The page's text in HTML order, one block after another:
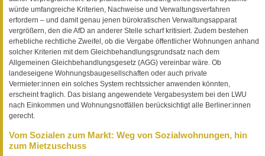
würde umfangreiche Kriterien, Nachweise und Verwaltungsverfahren
erfordern – und damit genau jenen bürokratischen Verwaltungsapparat
vergrößern, den die AfD an anderer Stelle scharf kritisiert. Zudem bestehen
erhebliche rechtliche Zweifel, ob die Vergabe öffentlicher Wohnungen anhand
solcher Kriterien mit dem Gleichbehandlungsgrundsatz nach dem
Allgemeinen Gleichbehandlungsgesetz (AGG) vereinbar wäre. Ob
landeseigene Wohnungsbaugesellschaften oder auch private
Vermieter:innen ein solches System rechtssicher anwenden könnten,
erscheint fraglich. Das bislang angewendete Vergabesystem bei den LWU
nach Einkommen und Wohnungsnotfällen berücksichtigt alle Berliner:innen
gerecht.
Vom Sozialen zum Markt: Weg von Sozialwohnungen, hin
zum Mietzuschuss